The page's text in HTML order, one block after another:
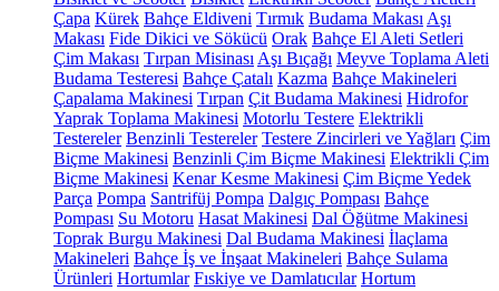
Çapa Kürek Bahçe Eldiveni Tırmık Budama Makası Aşı
Makası Fide Dikici ve Sökücü Orak Bahçe El Aleti Setleri
Çim Makası Tırpan Misinası Aşı Bıçağı Meyve Toplama Aleti
Budama Testeresi Bahçe Çatalı Kazma Bahçe Makineleri
Çapalama Makinesi Tırpan Çit Budama Makinesi Hidrofor
Yaprak Toplama Makinesi Motorlu Testere Elektrikli
Testereler Benzinli Testereler Testere Zincirleri ve Yağları Çim
Biçme Makinesi Benzinli Çim Biçme Makinesi Elektrikli Çim
Biçme Makinesi Kenar Kesme Makinesi Çim Biçme Yedek
Parça Pompa Santrifüj Pompa Dalgıç Pompası Bahçe
Pompası Su Motoru Hasat Makinesi Dal Öğütme Makinesi
Toprak Burgu Makinesi Dal Budama Makinesi İlaçlama
Makineleri Bahçe İş ve İnşaat Makineleri Bahçe Sulama
Ürünleri Hortumlar Fıskiye ve Damlatıcılar Hortum